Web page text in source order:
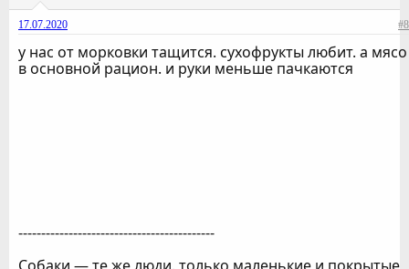
17.07.2020 #8
у нас от морковки тащится. сухофрукты любит. а мясо
в основной рацион. и руки меньше пачкаются
-------------------------------------------